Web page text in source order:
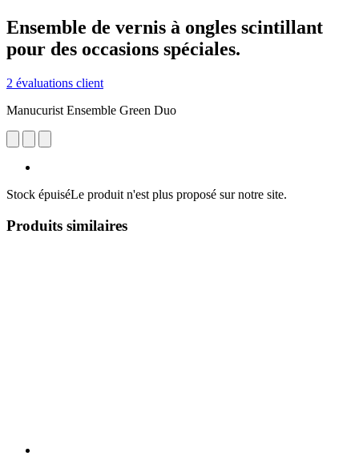
Ensemble de vernis à ongles scintillant
pour des occasions spéciales.
2 évaluations client
Manucurist Ensemble Green Duo
Stock épuiséLe produit n'est plus proposé sur notre site.
Produits similaires